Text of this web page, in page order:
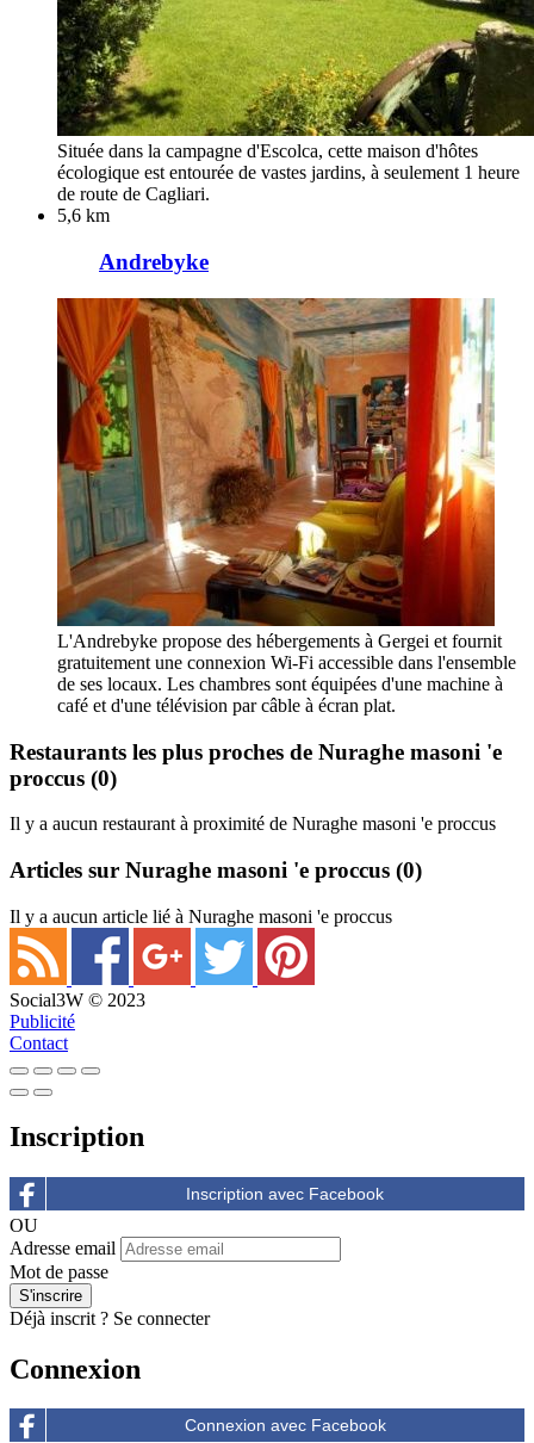
Située dans la campagne d'Escolca, cette maison d'hôtes
écologique est entourée de vastes jardins, à seulement 1 heure
de route de Cagliari.
5,6 km
Andrebyke
L'Andrebyke propose des hébergements à Gergei et fournit
gratuitement une connexion Wi-Fi accessible dans l'ensemble
de ses locaux. Les chambres sont équipées d'une machine à
café et d'une télévision par câble à écran plat.
Restaurants les plus proches de Nuraghe masoni 'e
proccus (0)
Il y a aucun restaurant à proximité de Nuraghe masoni 'e proccus
Articles sur Nuraghe masoni 'e proccus (0)
Il y a aucun article lié à Nuraghe masoni 'e proccus
Social3W © 2023
Publicité
Contact
Inscription
OU
Adresse email
Mot de passe
Déjà inscrit ? Se connecter
Connexion